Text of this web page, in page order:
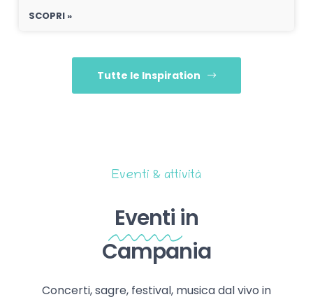
SCOPRI »
Tutte le Inspiration
Eventi & attività
Eventi in
Campania
Concerti, sagre, festival, musica dal vivo in